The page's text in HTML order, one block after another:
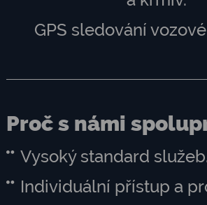
GPS sledování
Proč s námi
Vysoký standard
Individuální přístup a